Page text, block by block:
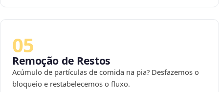
05
Remoção de Restos
Acúmulo de partículas de comida na pia? Desfazemos o
bloqueio e restabelecemos o fluxo.